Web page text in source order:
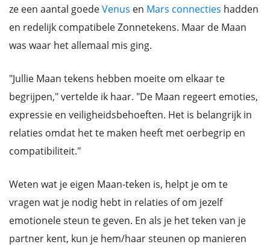
ze een aantal goedeVenus en Mars connecties hadden
en redelijk compatibele Zonnetekens. Maar de Maan
was waar het allemaal mis ging.
"Jullie Maan tekens hebben moeite om elkaar te
begrijpen," vertelde ik haar. "De Maan regeert emoties,
expressie en veiligheidsbehoeften. Het is belangrijk in
relaties omdat het te maken heeft met oerbegrip en
compatibiliteit."
Weten wat je eigen Maan-teken is, helpt je om te
vragen wat je nodig hebt in relaties of om jezelf
emotionele steun te geven. En als je het teken van je
partner kent, kun je hem/haar steunen op manieren